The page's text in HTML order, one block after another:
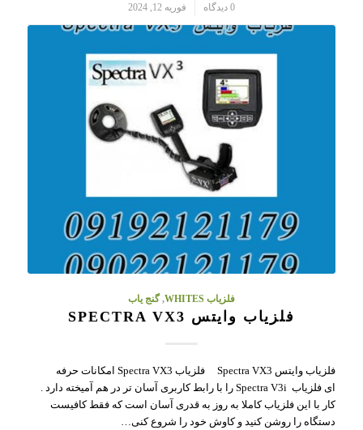
0 دیدگاه فوریه 12, 2024
فلزیاب WHITES , گنج یاب
فلزیاب وایتس SPECTRA VX3
فلزیاب وایتس Spectra VX3 فلزیاب Spectra VX3 امکانات حرفه
ای فلزیاب Spectra V3i را با رابط کاربری آسان تر در هم آمیخته دارد .
کار با این فلزیاب کاملا به روز به قدری آسان است که فقط کافیست
دستگاه را روشن کنید و کاوش خود را شروع کنی…